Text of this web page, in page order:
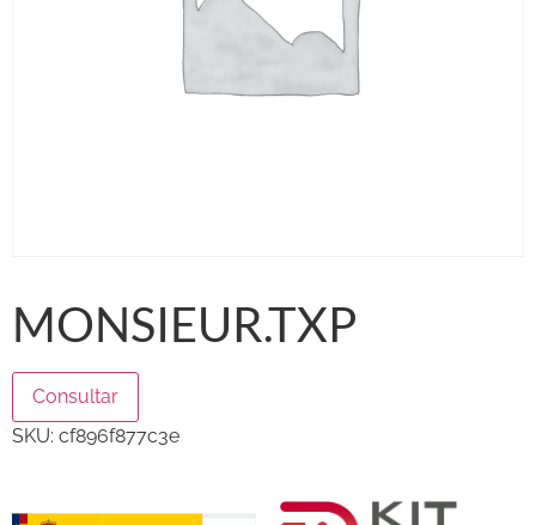
MONSIEUR.TXP
Consultar
SKU: cf896f877c3e